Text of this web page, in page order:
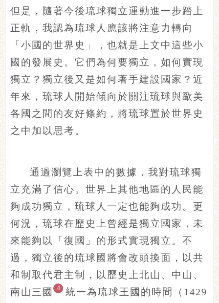
但是，隨著今後琉球獨立運動進一步踏上
正軌，我認為琉球人應該將注意力轉向
「小國的世界史」，也就是上文中這些小
國的發展史。它們為何要獨立，如何實現
獨立？獨立後又是如何著手建設國家？近
年來，琉球人開始傾向於關注琉球與歐美
各國之間的友好條約，將琉球置於世界史
之中加以思考。
通過瀏覽上表中的數據，我對琉球獨
立充滿了信心。世界上其他地區的人民能
夠成功獨立，琉球人一定也能夠成功。更
何況，琉球在歷史上曾經是獨立國家，未
來能夠以「復國」的形式實現獨立。不
過，獨立後的琉球國將會改頭換面，以共
和制取代君主制，以歷史上北山、中山、
南山三國
4
統一為琉球王國的時間（1429